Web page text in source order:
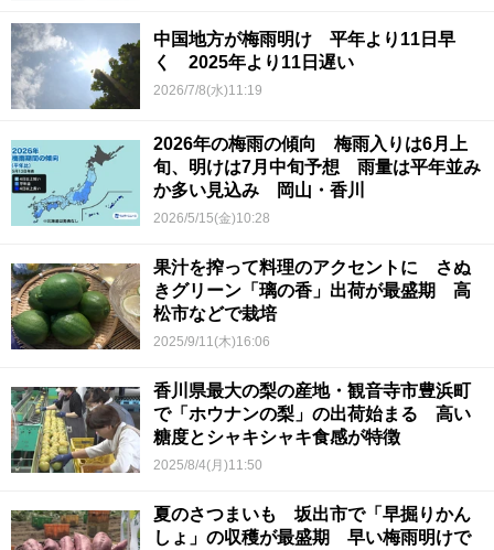
中国地方が梅雨明け 平年より11日早
く 2025年より11日遅い
2026/7/8(水)11:19
2026年の梅雨の傾向 梅雨入りは6月上
旬、明けは7月中旬予想 雨量は平年並み
か多い見込み 岡山・香川
2026/5/15(金)10:28
果汁を搾って料理のアクセントに さぬ
きグリーン「璃の香」出荷が最盛期 高
松市などで栽培
2025/9/11(木)16:06
香川県最大の梨の産地・観音寺市豊浜町
で「ホウナンの梨」の出荷始まる 高い
糖度とシャキシャキ食感が特徴
2025/8/4(月)11:50
夏のさつまいも 坂出市で「早掘りかん
しょ」の収穫が最盛期 早い梅雨明けで